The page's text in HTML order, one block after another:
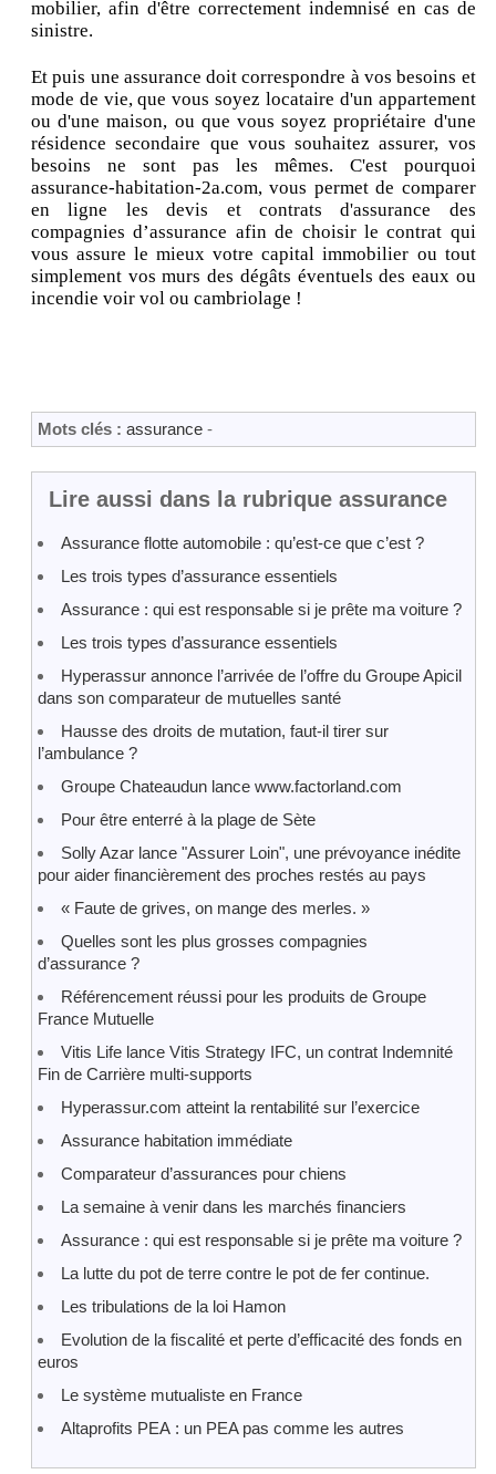
mobilier, afin d'être correctement indemnisé en cas de
sinistre.
Et puis une assurance doit correspondre à vos besoins et
mode de vie, que vous soyez locataire d'un appartement
ou d'une maison, ou que vous soyez propriétaire d'une
résidence secondaire que vous souhaitez assurer, vos
besoins ne sont pas les mêmes. C'est pourquoi
assurance-habitation-2a.com, vous permet de comparer
en ligne les devis et contrats d'assurance des
compagnies d’assurance afin de choisir le contrat qui
vous assure le mieux votre capital immobilier ou tout
simplement vos murs des dégâts éventuels des eaux ou
incendie voir vol ou cambriolage !
Mots clés : assurance -
Lire aussi dans la rubrique assurance
Assurance flotte automobile : qu’est-ce que c’est ?
Les trois types d’assurance essentiels
Assurance : qui est responsable si je prête ma voiture ?
Les trois types d’assurance essentiels
Hyperassur annonce l’arrivée de l’offre du Groupe Apicil
dans son comparateur de mutuelles santé
Hausse des droits de mutation, faut-il tirer sur
l’ambulance ?
Groupe Chateaudun lance www.factorland.com
Pour être enterré à la plage de Sète
Solly Azar lance "Assurer Loin", une prévoyance inédite
pour aider financièrement des proches restés au pays
« Faute de grives, on mange des merles. »
Quelles sont les plus grosses compagnies
d’assurance ?
Référencement réussi pour les produits de Groupe
France Mutuelle
Vitis Life lance Vitis Strategy IFC, un contrat Indemnité
Fin de Carrière multi-supports
Hyperassur.com atteint la rentabilité sur l’exercice
Assurance habitation immédiate
Comparateur d’assurances pour chiens
La semaine à venir dans les marchés financiers
Assurance : qui est responsable si je prête ma voiture ?
La lutte du pot de terre contre le pot de fer continue.
Les tribulations de la loi Hamon
Evolution de la fiscalité et perte d’efficacité des fonds en
euros
Le système mutualiste en France
Altaprofits PEA : un PEA pas comme les autres